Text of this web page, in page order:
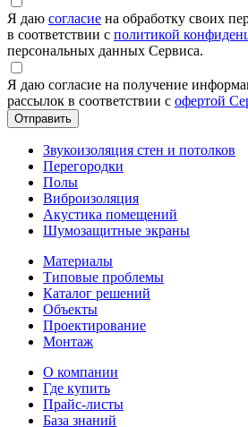
Я даю согласие на обработку своих
в соответствии с политикой
персональных данных Сервиса.
Я даю согласие на получение
рассылок в соответствии с офертой
Звукоизоляция стен и потолков
Перегородки
Полы
Виброизоляция
Акустика помещений
Шумозащитные экраны
Материалы
Типовые проблемы
Каталог решений
Объекты
Проектирование
Монтаж
О компании
Где купить
Прайс-листы
База знаний